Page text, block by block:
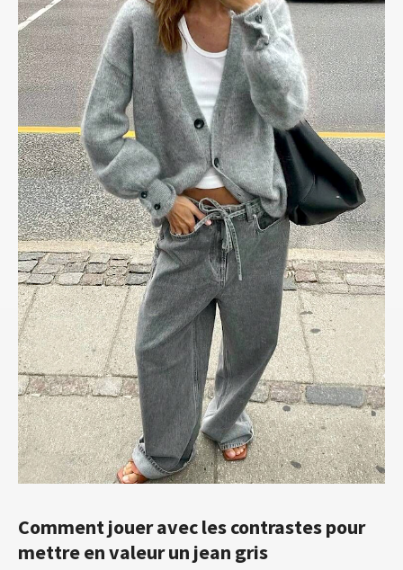
Comment jouer avec les contrastes pour
mettre en valeur un jean gris